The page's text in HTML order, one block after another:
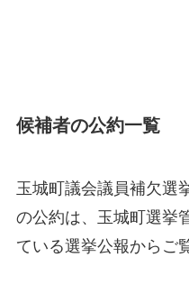
候補者の公約一覧
玉城町議会議員補欠選
の公約は、玉城町選挙
ている選挙公報からご